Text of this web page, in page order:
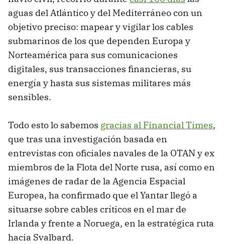
aguas del Atlántico y del Mediterráneo con un
objetivo preciso: mapear y vigilar los cables
submarinos de los que dependen Europa y
Norteamérica para sus comunicaciones
digitales, sus transacciones financieras, su
energía y hasta sus sistemas militares más
sensibles.
Todo esto lo sabemos gracias al Financial Times,
que tras una investigación basada en
entrevistas con oficiales navales de la OTAN y ex
miembros de la Flota del Norte rusa, así como en
imágenes de radar de la Agencia Espacial
Europea, ha confirmado que el Yantar llegó a
situarse sobre cables críticos en el mar de
Irlanda y frente a Noruega, en la estratégica ruta
hacia Svalbard.